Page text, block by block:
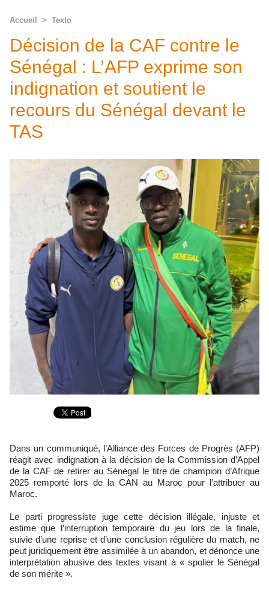
Accueil > Texto
Décision de la CAF contre le
Sénégal : L’AFP exprime son
indignation et soutient le
recours du Sénégal devant le
TAS
Dans un communiqué, l’Alliance des Forces de Progrès (AFP)
réagit avec indignation à la décision de la Commission d’Appel
de la CAF de retirer au Sénégal le titre de champion d’Afrique
2025 remporté lors de la CAN au Maroc pour l’attribuer au
Maroc.
Le parti progressiste juge cette décision illégale, injuste et
estime que l’interruption temporaire du jeu lors de la finale,
suivie d’une reprise et d’une conclusion régulière du match, ne
peut juridiquement être assimilée à un abandon, et dénonce une
interprétation abusive des textes visant à « spolier le Sénégal
de son mérite ».